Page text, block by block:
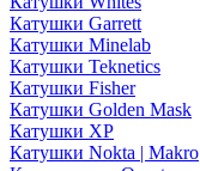
Катушки Garrett
Катушки Minelab
Катушки Teknetics
Катушки Fisher
Катушки Golden Mask
Катушки XP
Катушки Nokta | Makro